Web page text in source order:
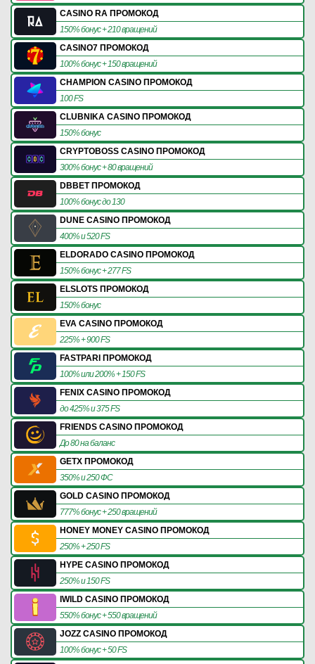
CASINO RA ПРОМОКОД
150% бонус + 210 вращений
CASINO7 ПРОМОКОД
100% бонус + 150 вращений
CHAMPION CASINO ПРОМОКОД
100 FS
CLUBNIKA CASINO ПРОМОКОД
150% бонус
CRYPTOBOSS CASINO ПРОМОКОД
300% бонус + 80 вращений
DBBET ПРОМОКОД
100% бонус до 130
DUNE CASINO ПРОМОКОД
400% и 520 FS
ELDORADO CASINO ПРОМОКОД
150% бонус + 277 FS
ELSLOTS ПРОМОКОД
150% бонус
EVA CASINO ПРОМОКОД
225% + 900 FS
FASTPARI ПРОМОКОД
100% или 200% + 150 FS
FENIX CASINO ПРОМОКОД
до 425% и 375 FS
FRIENDS CASINO ПРОМОКОД
До 80 на баланс
GETX ПРОМОКОД
350% и 250 ФС
GOLD CASINO ПРОМОКОД
777% бонус + 250 вращений
HONEY MONEY CASINO ПРОМОКОД
250% + 250 FS
HYPE CASINO ПРОМОКОД
250% и 150 FS
IWILD CASINO ПРОМОКОД
550% бонус + 550 вращений
JOZZ CASINO ПРОМОКОД
100% бонус + 50 FS